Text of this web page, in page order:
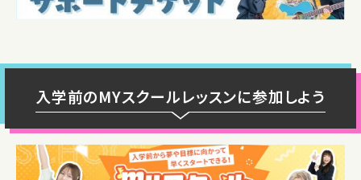
入学前のMYスクールレッスンに参加しよう